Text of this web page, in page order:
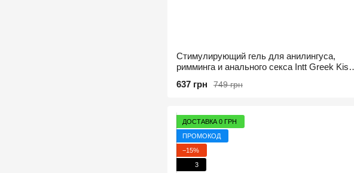
Стимулирующий гель для анилингуса,
римминга и анального секса Intt Greek Kiss
749 грн
637 грн
ДОСТАВКА 0 ГРН
ПРОМОКОД
−15%
3